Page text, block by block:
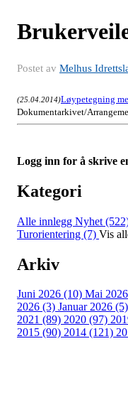
Postet av Melhus
(25.04.2014)Løypetegning
Dokumentarkivet/
Logg inn for å skrive
Kategori
Alle innlegg Nyhet
Turorientering (7) Vis
Arkiv
Juni 2026 (10) Mai
2026 (3) Januar 2026 (5)
2021 (89) 2020 (97)
2015 (90) 2014 (121)